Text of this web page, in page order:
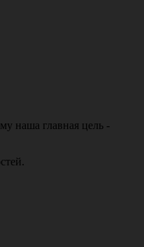
наша главная цель -